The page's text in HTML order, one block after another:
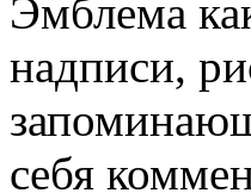
Эмблема
надписи,
себя